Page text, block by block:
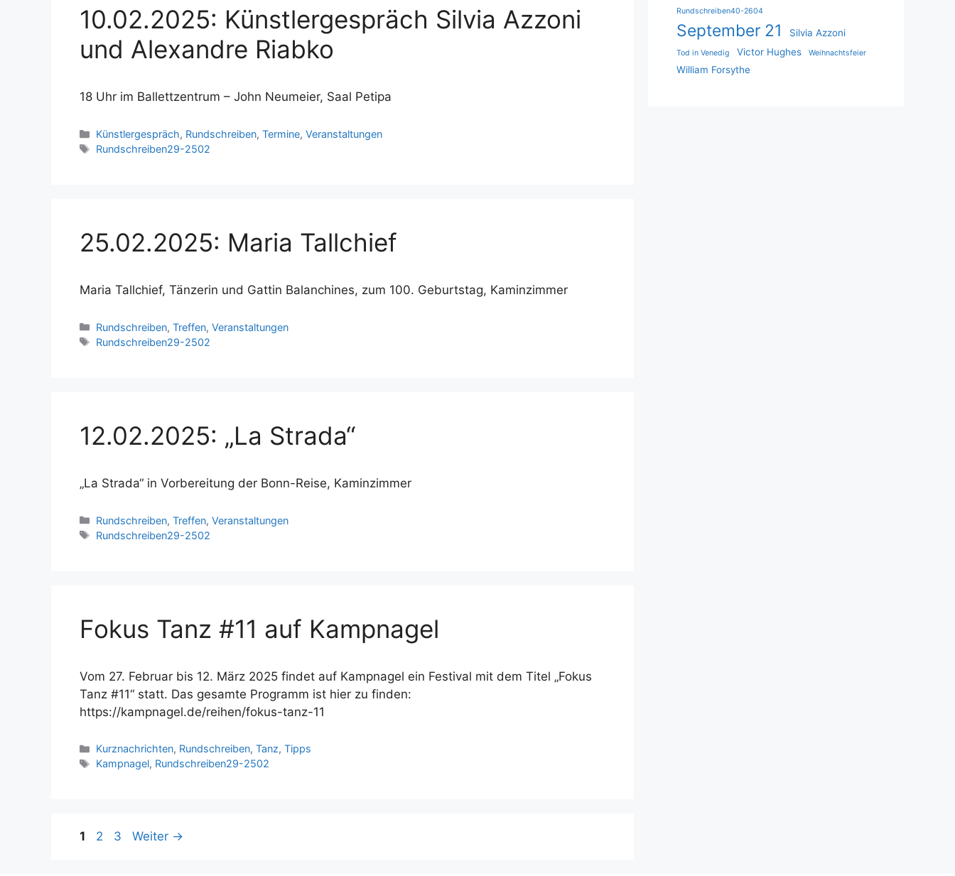
10.02.2025: Künstlergespräch Silvia Azzoni
und Alexandre Riabko
18 Uhr im Ballettzentrum – John Neumeier, Saal Petipa
Kategorien
Künstlergespräch, Rundschreiben,Termine,Veranstaltungen
Schlagwörter
Rundschreiben29-2502
25.02.2025: Maria Tallchief
Maria Tallchief, Tänzerin und Gattin Balanchines, zum 100. Geburtstag, Kaminzimmer
Kategorien
Rundschreiben,Treffen,Veranstaltungen
Schlagwörter
Rundschreiben29-2502
12.02.2025: „La Strada“
„La Strada“ in Vorbereitung der Bonn-Reise, Kaminzimmer
Kategorien
Rundschreiben,Treffen,Veranstaltungen
Schlagwörter
Rundschreiben29-2502
Fokus Tanz #11 auf Kampnagel
Vom 27. Februar bis 12. März 2025 findet auf Kampnagel ein Festival mit dem Titel „Fokus
Tanz #11“ statt. Das gesamte Programm ist hier zu finden:
https://kampnagel.de/reihen/fokus-tanz-11
Kategorien
Kurznachrichten, Rundschreiben,Tanz,Tipps
Schlagwörter
Kampnagel, Rundschreiben29-2502
Seite
1 Seite
2 Seite
3 Weiter →
Rundschreiben40-2604
September 21 Silvia Azzoni
Tod in Venedig Victor Hughes Weihnachtsfeier
William Forsythe